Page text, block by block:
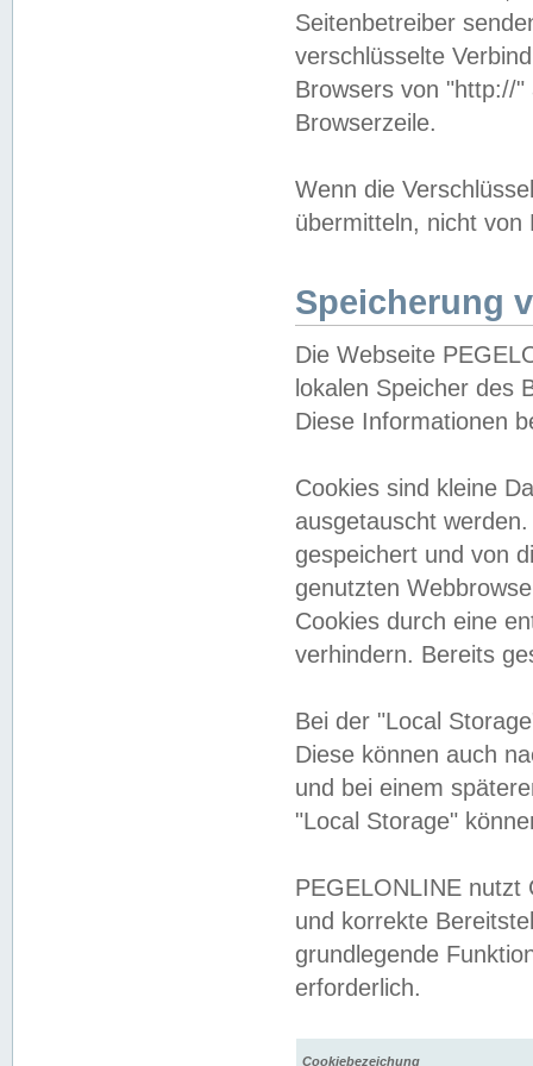
Seitenbetreiber
verschlüsselte
Browsers von "http://
Browserzeile.
Wenn die
übermitteln, nicht von
Speicherung
Die Webseite
lokalen Speicher des
Diese Informationen
Cookies sind kleine
ausgetauscht
gespeichert und von
genutzten
Cookies durch eine
verhindern. Bereits
Bei der "Local
Diese können auch
und bei einem
"Local Storage"
PEGELONLINE nutzt
und korrekte
grundlegende
erforderlich.
Cookiebezeichung